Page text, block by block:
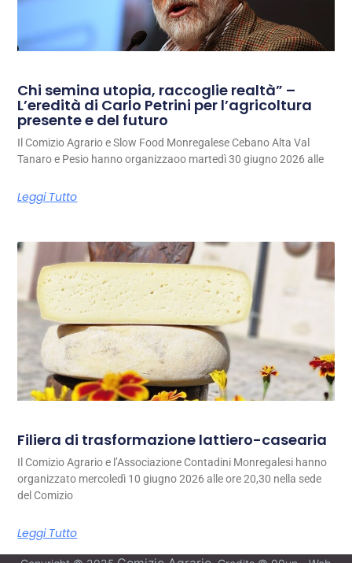
Chi semina utopia, raccoglie realtà” –
L’eredità di Carlo Petrini per l’agricoltura
presente e del futuro
Il Comizio Agrario e Slow Food Monregalese Cebano Alta Val
Tanaro e Pesio hanno organizzaoo martedì 30 giugno 2026 alle
Leggi Tutto
Filiera di trasformazione lattiero-casearia
Il Comizio Agrario e l’Associazione Contadini Monregalesi hanno
organizzato mercoledì 10 giugno 2026 alle ore 20,30 nella sede
del Comizio
Leggi Tutto